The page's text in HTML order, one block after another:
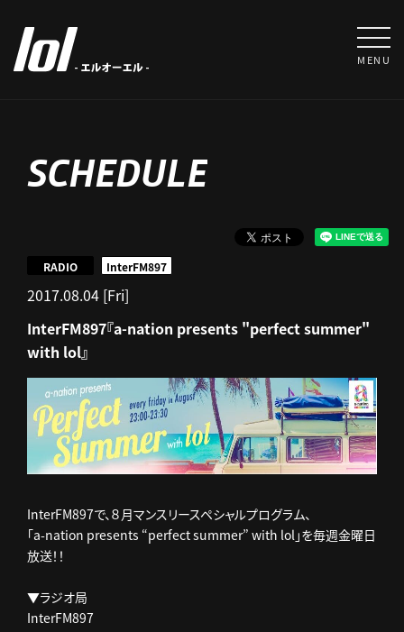
MENU
SCHEDULE
2017.08.04 [Fri]
RADIO InterFM897
InterFM897『a-nation presents "perfect summer"
with lol』
InterFM897で、８月マンスリースペシャルプログラム、
「a-nation presents “perfect summer” with lol」を毎週金曜日
放送！！
▼ラジオ局
InterFM897